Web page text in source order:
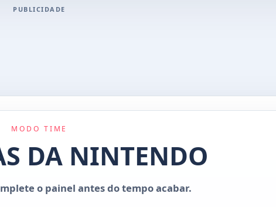
PUBLICIDADE
MODO TIME
DA NINTENDO
o painel antes do tempo acabar.